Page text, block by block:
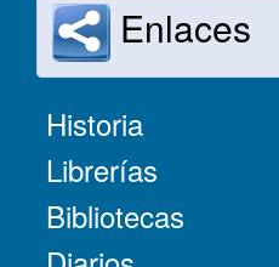
Enlaces
Historia
Librerías
Bibliotecas